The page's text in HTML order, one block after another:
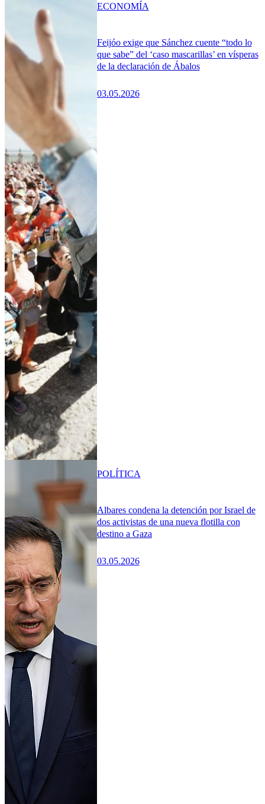
Feijóo exige que Sánchez cuente “todo lo
que sabe” del ‘caso mascarillas’ en vísperas
de la declaración de Ábalos
03.05.2026
ECONOMÍA
Albares condena la detención por Israel de
dos activistas de una nueva flotilla con
destino a Gaza
03.05.2026
POLÍTICA